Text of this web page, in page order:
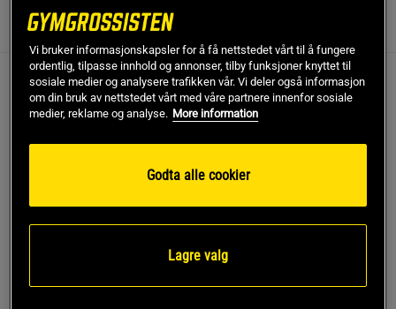
Informasjon Anmeldelser
Beskrivelse
treningsutstyr for grepstyrke som har satt standarden for
håndgrepstrenere verden over. Den byr på hele 11 ulike
utøvere bygge grepsmuskler og utfordre seg selv. Med GR8-
fjærer og presisjonsutførelse, snakker vi her en robust
håndtrener for livslang bruk – laget av aluminium og
Vi bruker informasjonskapsler for å få nettstedet vårt til å fungere
ordentlig, tilpasse innhold og annonser, tilby funksjoner knyttet til
sosiale medier og analysere trafikken vår. Vi deler også informasjon
om din bruk av nettstedet vårt med våre partnere innenfor sosiale
medier, reklame og analyse. More information
Godta alle cookier
Lagre valg